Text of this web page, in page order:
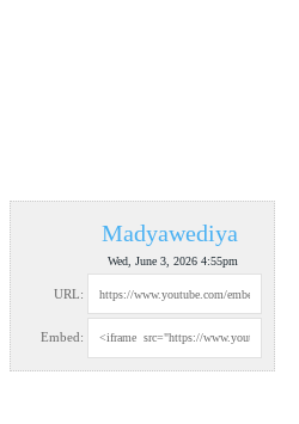
Madyawediya
Wed, June 3, 2026 4:55pm
URL:
Embed: